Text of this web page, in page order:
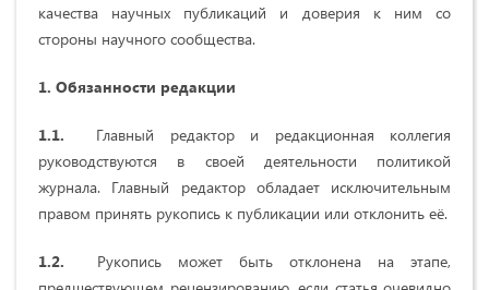
качества научных публикаций и доверия к ним со
стороны научного сообщества.
1. Обязанности редакции
1.1. Главный редактор и редакционная коллегия
руководствуются в своей деятельности политикой
журнала. Главный редактор обладает исключительным
правом принять рукопись к публикации или отклонить её.
1.2. Рукопись может быть отклонена на этапе,